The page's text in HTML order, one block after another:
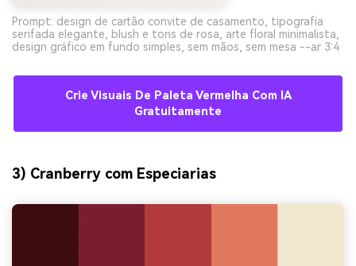
Prompt: design de cartão convite de casamento, tipografia
serifada elegante, blush e tons de rosa, arte floral minimalista,
design gráfico em fundo simples, sem mãos, sem mesa --ar 3:4
Crie Visuais De Paleta Vermelha Com IA
Gratuitamente
3) Cranberry com Especiarias